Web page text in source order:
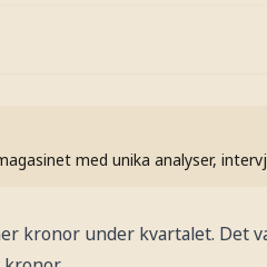
med unika analyser,
kronor under kvartalet. Det